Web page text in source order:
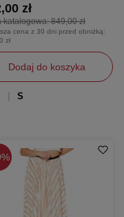
katalogowa:849,00 zł
zł
cena z 30 dni przed obniżką:
zł
Dodaj do koszyka
S